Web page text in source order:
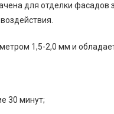
для отделки фасадов
1,5-2,0 мм и
30 минут;